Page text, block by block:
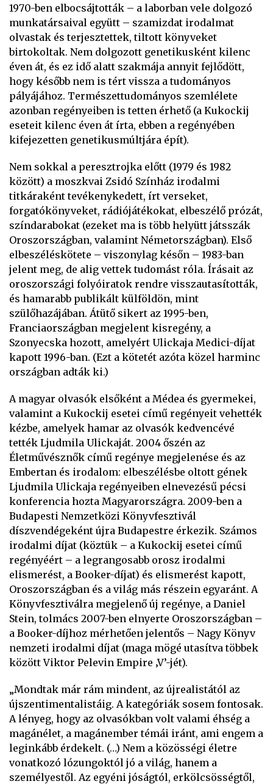
1970-ben elbocsájtották – a laborban vele dolgozó
munkatársaival együtt – szamizdat irodalmat
olvastak és terjesztettek, tiltott könyveket
birtokoltak. Nem dolgozott genetikusként kilenc
éven át, és ez idő alatt szakmája annyit fejlődött,
hogy később nem is tért vissza a tudományos
pályájához. Természettudományos szemlélete
azonban regényeiben is tetten érhető (a Kukockij
eseteit kilenc éven át írta, ebben a regényében
kifejezetten genetikusmúltjára épít).
Nem sokkal a peresztrojka előtt (1979 és 1982
között) a moszkvai Zsidó Színház irodalmi
titkáraként tevékenykedett, írt verseket,
forgatókönyveket, rádiójátékokat, elbeszélő prózát,
színdarabokat (ezeket ma is több helyütt játsszák
Oroszországban, valamint Németországban). Első
elbeszéléskötete – viszonylag későn – 1983-ban
jelent meg, de alig vettek tudomást róla. Írásait az
oroszországi folyóiratok rendre visszautasították,
és hamarabb publikált külföldön, mint
szülőhazájában. Átütő sikert az 1995-ben,
Franciaországban megjelent kisregény, a
Szonyecska hozott, amelyért Ulickaja Medici-díjat
kapott 1996-ban. (Ezt a kötetét azóta közel harminc
országban adták ki.)
A magyar olvasók elsőként a Médea és gyermekei,
valamint a Kukockij esetei című regényeit vehették
kézbe, amelyek hamar az olvasók kedvencévé
tették Ljudmila Ulickaját. 2004 őszén az
Életművésznők című regénye megjelenése és az
Embertan és irodalom: elbeszélésbe oltott gének
Ljudmila Ulickaja regényeiben elnevezésű pécsi
konferencia hozta Magyarországra. 2009-ben a
Budapesti Nemzetközi Könyvfesztivál
díszvendégeként újra Budapestre érkezik. Számos
irodalmi díjat (köztük – a Kukockij esetei című
regényéért – a legrangosabb orosz irodalmi
elismerést, a Booker-díjat) és elismerést kapott,
Oroszországban és a világ más részein egyaránt. A
Könyvfesztiválra megjelenő új regénye, a Daniel
Stein, tolmács 2007-ben elnyerte Oroszországban –
a Booker-díjhoz mérhetően jelentős – Nagy Könyv
nemzeti irodalmi díjat (maga mögé utasítva többek
között Viktor Pelevin Empire ‚V’-jét).
„Mondtak már rám mindent, az újrealistától az
újszentimentalistáig. A kategóriák sosem fontosak.
A lényeg, hogy az olvasókban volt valami éhség a
magánélet, a magánember témái iránt, ami engem a
leginkább érdekelt. (…) Nem a közösségi életre
vonatkozó lózungoktól jó a világ, hanem a
személyestől. Az egyéni jóságtól, erkölcsösségtől,